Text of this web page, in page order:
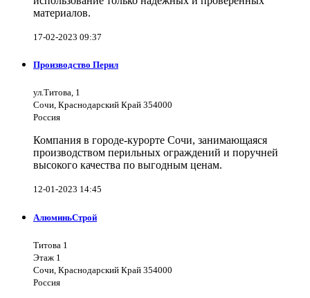
материалов.
17-02-2023 09:37
Производство Перил
ул.Титова, 1
Сочи, Краснодарский Край 354000
Россия
Компания в городе-курорте Сочи, занимающаяся
производством перильных ограждений и поручней
высокого качества по выгодным ценам.
12-01-2023 14:45
АлюминьСтрой
Титова 1
Этаж 1
Сочи, Краснодарский Край 354000
Россия